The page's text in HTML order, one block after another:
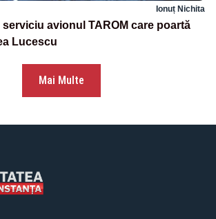
Ionuț Nichita
avionul TAROM care poartă
Lucescu
Mai Multe